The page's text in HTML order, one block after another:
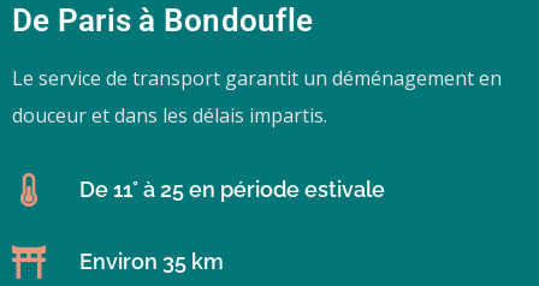
De Paris à Bondoufle
Le service de transport garantit un déménagement en
douceur et dans les délais impartis.
De 11° à 25 en période estivale
Environ 35 km